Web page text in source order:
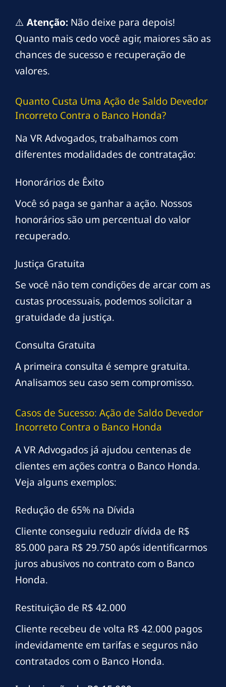
⚠️ Atenção: Não deixe para depois!
Quanto mais cedo você agir, maiores são as
chances de sucesso e recuperação de
valores.
Quanto Custa Uma Ação de Saldo Devedor
Incorreto Contra o Banco Honda?
Na VR Advogados, trabalhamos com
diferentes modalidades de contratação:
Honorários de Êxito
Você só paga se ganhar a ação. Nossos
honorários são um percentual do valor
recuperado.
Justiça Gratuita
Se você não tem condições de arcar com as
custas processuais, podemos solicitar a
gratuidade da justiça.
Consulta Gratuita
A primeira consulta é sempre gratuita.
Analisamos seu caso sem compromisso.
Casos de Sucesso: Ação de Saldo Devedor
Incorreto Contra o Banco Honda
A VR Advogados já ajudou centenas de
clientes em ações contra o Banco Honda.
Veja alguns exemplos:
Redução de 65% na Dívida
Cliente conseguiu reduzir dívida de R$
85.000 para R$ 29.750 após identificarmos
juros abusivos no contrato com o Banco
Honda.
Restituição de R$ 42.000
Cliente recebeu de volta R$ 42.000 pagos
indevidamente em tarifas e seguros não
contratados com o Banco Honda.